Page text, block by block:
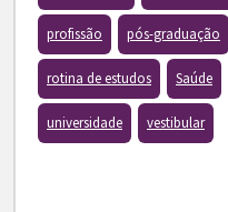
profissão pós-graduação
rotina de estudos Saúde
universidade vestibular